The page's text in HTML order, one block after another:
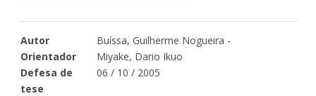
Autor
Buíssa, Guilherme Nogueira -
Orientador
Miyake, Dario Ikuo
Defesa de
tese
06 / 10 / 2005